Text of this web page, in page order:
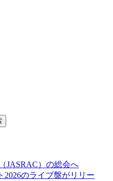
JASRAC）の総会へ
のライブ盤がリリー